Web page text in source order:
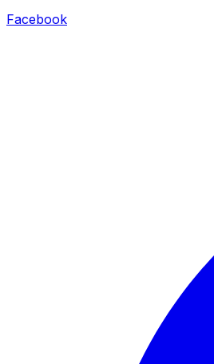
Facebook